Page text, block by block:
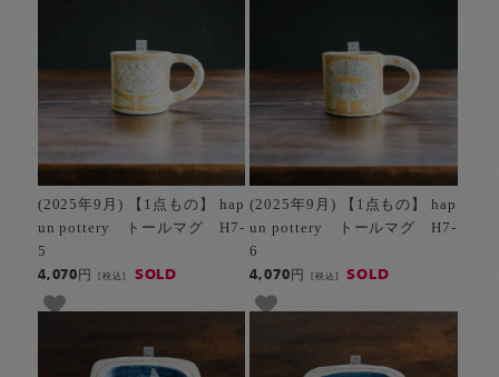
(2025年9月) 【1点もの】 hap
un pottery トールマグ H7-
5
4,070円[税込] SOLD
(2025年9月) 【1点もの】 hap
un pottery トールマグ H7-
6
4,070円 [税込] SOLD